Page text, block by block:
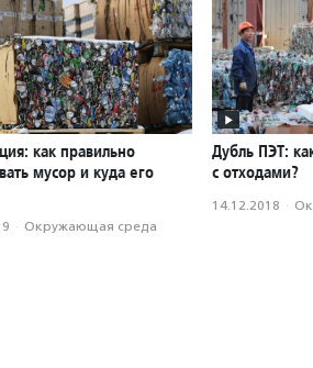
как правильно
мусор и куда его
· Окружающая среда
Дубль ПЭТ:
с отходами?
14.12.2018 ·